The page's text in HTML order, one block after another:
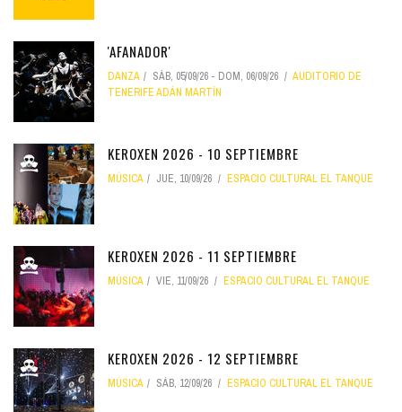
'AFANADOR'
DANZA SÁB, 05/09/26 - DOM, 06/09/26
AUDITORIO DE
TENERIFE ADÁN MARTÍN
KEROXEN 2026 - 10 SEPTIEMBRE
MÚSICA JUE, 10/09/26 ESPACIO CULTURAL EL TANQUE
KEROXEN 2026 - 11 SEPTIEMBRE
MÚSICA VIE, 11/09/26 ESPACIO CULTURAL EL TANQUE
KEROXEN 2026 - 12 SEPTIEMBRE
MÚSICA SÁB, 12/09/26 ESPACIO CULTURAL EL TANQUE